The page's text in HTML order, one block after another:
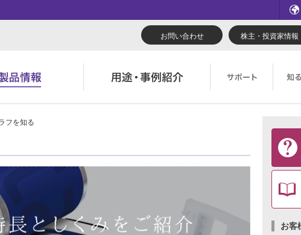
お問い合わせ 株主・投資家情報
ン
素材ダウンロード
閉じる
（FAQ） 製品についてのお問い合わせ
消耗品情報
閉じる
内 理想科
理想科学 RISO ART 鹿島ア
閉じる
マネジ
あゆみ 採用情報
報 社会と
閉じる
フを知る
製
品
関
お客